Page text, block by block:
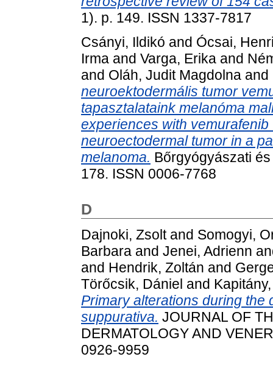
1). p. 149. ISSN 1337-7817
Csányi, Ildikó and Ócsai,
Irma and Varga, Erika and
and Oláh, Judit Magdolna and
neuroektodermális tumor
tapasztalataink melanóma
experiences with
neuroectodermal tumor in a
melanoma. Bőrgyógyászati
178. ISSN 0006-7768
D
Dajnoki, Zsoltand Somogyi,
Barbara and Jenei, Adrienn
and Hendrik, Zoltán and
Törőcsik, Dániel and
Primary alterations during the
suppurativa. JOURNAL OF
DERMATOLOGY AND
0926-9959